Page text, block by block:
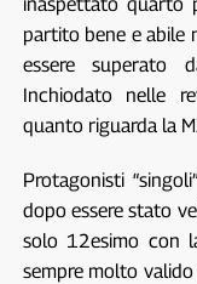
partito bene e abile
essere superato
Inchiodato nelle
quanto riguarda la
Protagonisti
dopo essere stato
solo 12esimo con
sempre molto valido